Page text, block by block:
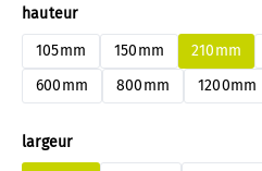
Sélectionnez
hauteur
105mm
150mm 210mm
600mm
800mm 1200mm
Sélectionnez
largeur